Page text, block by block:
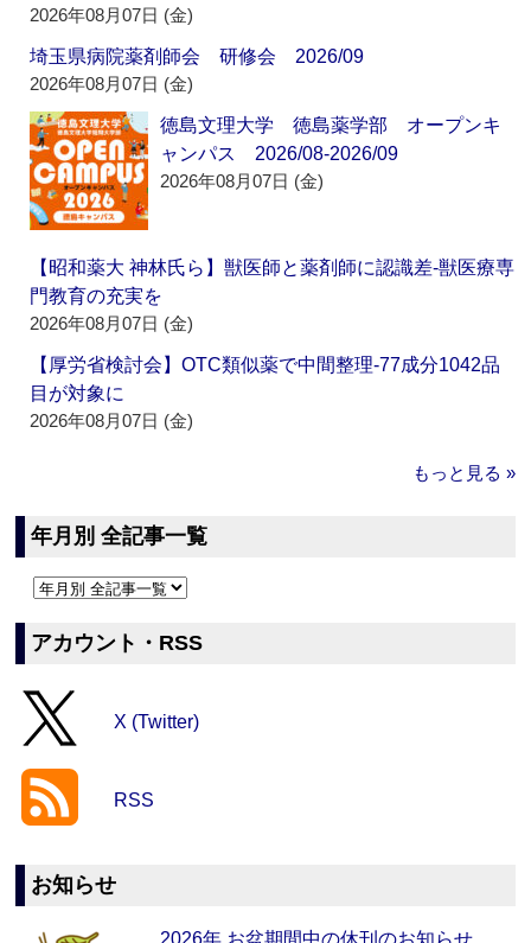
2026年08月07日 (金)
埼玉県病院薬剤師会 研修会 2026/09
2026年08月07日 (金)
徳島文理大学 徳島薬学部 オープンキ
ャンパス 2026/08-2026/09
2026年08月07日 (金)
【昭和薬大 神林氏ら】獣医師と薬剤師に認識差‐獣医療専
門教育の充実を
2026年08月07日 (金)
【厚労省検討会】OTC類似薬で中間整理‐77成分1042品
目が対象に
2026年08月07日 (金)
もっと見る »
年月別 全記事一覧
アカウント・RSS
X (Twitter)
RSS
お知らせ